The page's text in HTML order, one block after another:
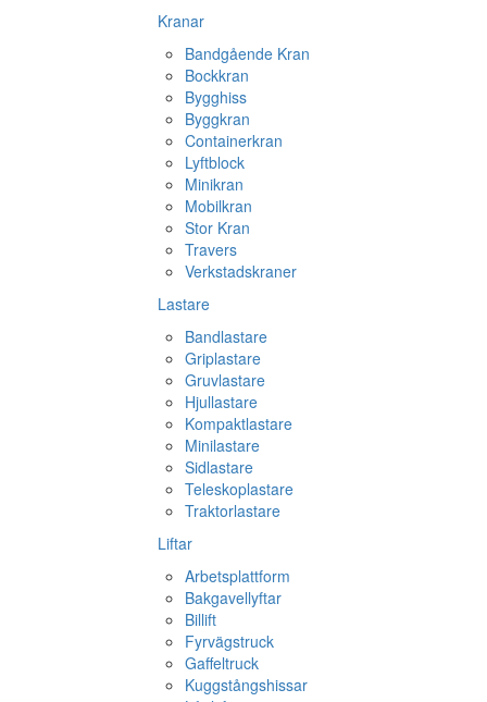
Kranar
Bandgående Kran
Bockkran
Bygghiss
Byggkran
Containerkran
Lyftblock
Minikran
Mobilkran
Stor Kran
Travers
Verkstadskraner
Lastare
Bandlastare
Griplastare
Gruvlastare
Hjullastare
Kompaktlastare
Minilastare
Sidlastare
Teleskoplastare
Traktorlastare
Liftar
Arbetsplattform
Bakgavellyftar
Billift
Fyrvägstruck
Gaffeltruck
Kuggstångshissar